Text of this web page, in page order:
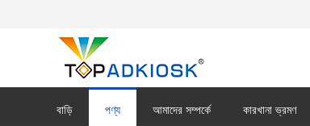
বাড়ি পণ্য আমাদের সম্পর্কে কারখানা ভ্রমণ